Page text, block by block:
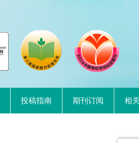
投稿指南 期刊订阅 相